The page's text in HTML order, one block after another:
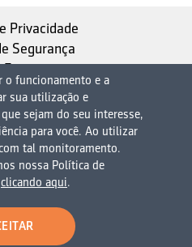
Privacidade
Segurança
Estatuto
MAG, uma empresa do
MAG
0001-75
Kubitschek, 1830, 15º
Edifício São Luiz -
Conceição
04543-900 - Brasil
o funcionamento e a
sua utilização e
sejam do seu interesse,
para você. Ao utilizar
tal monitoramento.
nossa Política de
clicando aqui.